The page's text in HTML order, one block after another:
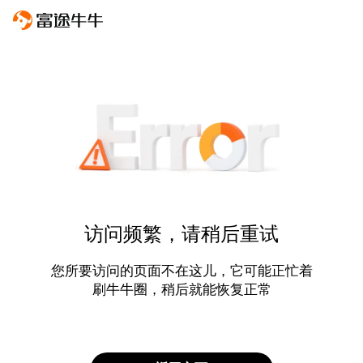
访问频繁，请稍后重试
您所要访问的页面不在这儿，它可能正忙着
刷牛牛圈，稍后就能恢复正常